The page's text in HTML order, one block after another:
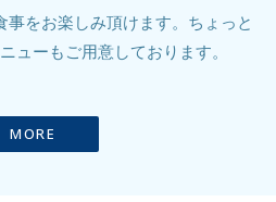
をお楽しみ頂けます。ちょっと
ューもご用意しております。
MORE